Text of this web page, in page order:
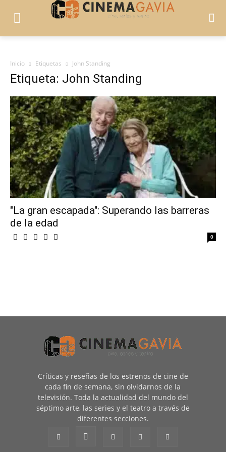
Inicio Etiquetas John Standing
Etiqueta: John Standing
"La gran escapada": Superando las barreras
de la edad
0
Críticas y reseñas de los estrenos de cine de
cada fin de semana, sin olvidarnos de la
televisión. Toda la actualidad del mundo del
séptimo arte, las series y el teatro a través de
diferentes secciones.